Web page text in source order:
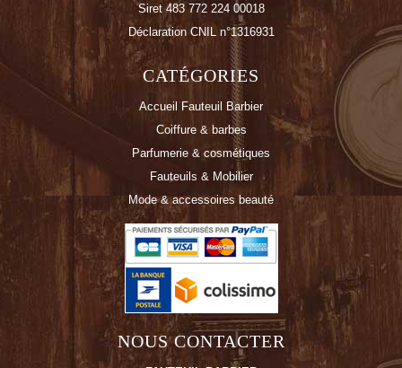
Siret 483 772 224 00018
Déclaration CNIL n°1316931
CATÉGORIES
Accueil Fauteuil Barbier
Coiffure & barbes
Parfumerie & cosmétiques
Fauteuils & Mobilier
Mode & accessoires beauté
NOUS CONTACTER